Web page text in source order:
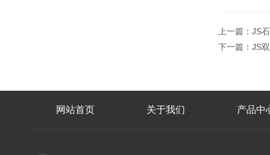
上一篇： JS
下一篇： JS
网站首页 关于我们 产品中